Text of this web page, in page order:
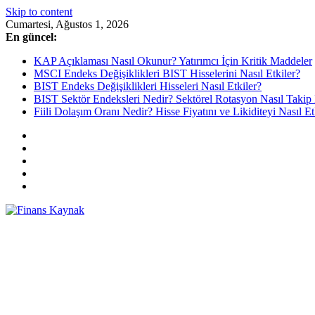
Skip to content
Cumartesi, Ağustos 1, 2026
En güncel:
KAP Açıklaması Nasıl Okunur? Yatırımcı İçin Kritik Maddeler
MSCI Endeks Değişiklikleri BIST Hisselerini Nasıl Etkiler?
BIST Endeks Değişiklikleri Hisseleri Nasıl Etkiler?
BIST Sektör Endeksleri Nedir? Sektörel Rotasyon Nasıl
Fiili Dolaşım Oranı Nedir? Hisse Fiyatını ve Likiditeyi Nasıl